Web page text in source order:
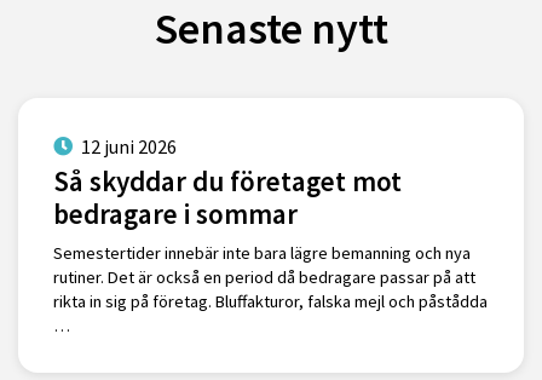
Senaste nytt
12 juni 2026
Så skyddar du företaget mot
bedragare i sommar
Semestertider innebär inte bara lägre bemanning och nya
rutiner. Det är också en period då bedragare passar på att
rikta in sig på företag. Bluffakturor, falska mejl och påstådda
…